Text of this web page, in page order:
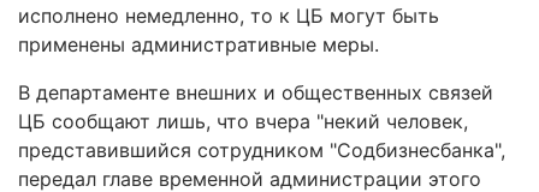
исполнено немедленно, то к ЦБ могут быть
применены административные меры.
В департаменте внешних и общественных связей
ЦБ сообщают лишь, что вчера "некий человек,
представившийся сотрудником "Содбизнесбанка",
передал главе временной администрации этого